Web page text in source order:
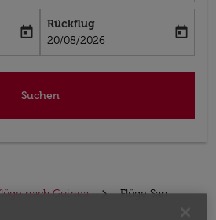
date-aria-label
today
Rückflug
fc-booking-return-date-aria-label
20/08/2026
today
Suchen
nach Guinea
Flüge San